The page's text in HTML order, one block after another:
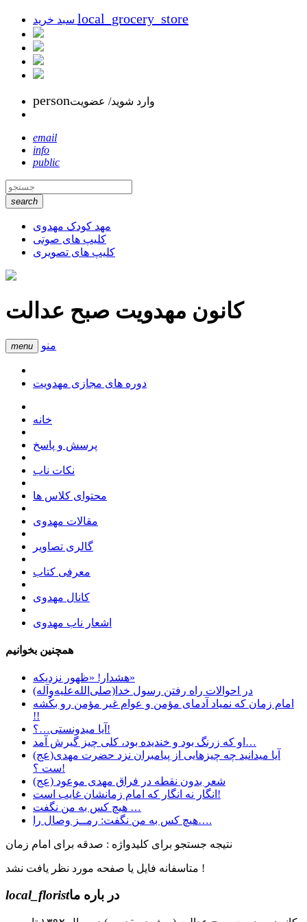
local_grocery_store
personوارد شوید/ عضویت
email
info
public
search
مهد کودک مهدوی
کلیپ های صوتی
کلیپ های تصویری
کانون مهدویت صبح عدالت
menu منو
دوره های مجازی مهدویت
خانه
پرسش و پاسخ
نکات ناب
محتوای کلاس ها
مقالات مهدوی
گالری تصاویر
معرفی کتاب
کانال مهدوی
اشعار ناب مهدوی
همچنین بخوانیم
هشدار! «ظهور نزدیکه»
در احوالات راه رفتن رسول خدا(صلی‌الله‌علیه‌وآله)
امام زمان که نمیاد آدمای مؤمن و عوام غیر مؤمن رو بکُشه
!!
آیا میدونستی…؟!
او که زرنگ بود و خندیده بود، کلی چیز گیرش آمد…
آیا میدانید چه چیزهایی از پیامبران نزد حضرت مهدی(عج)
ست ؟!
شعر بدون نقطه در فراق مهدی موعود (عج)
انگار نه انگار که امام زمانشان غایب است!
هیچ کس به من نگفت …
هیچ کس به من نگفت: رمــز وصال را….
نتیجه جستجو برای کلیدواژه : صدقه برای امام زمان
متاسفانه فایل یا صفحه مورد نظر یافت نشد !
local_floristدر باره ما